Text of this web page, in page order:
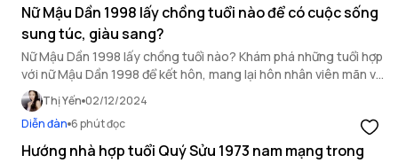
Nữ Mậu Dần 1998 lấy chồng tuổi nào để có cuộc sống
sung túc, giàu sang?
Nữ Mậu Dần 1998 lấy chồng tuổi nào? Khám phá những tuổi hợp
với nữ Mậu Dần 1998 để kết hôn, mang lại hôn nhân viên mãn và
cuộc sống sung túc.!
Thị Yến 02/12/2024
Diễn đàn 6 phút đọc
Hướng nhà hợp tuổi Quý Sửu 1973 nam mạng trong